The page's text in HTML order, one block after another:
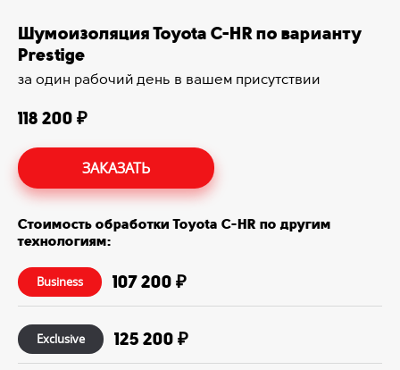
Шумоизоляция Toyota C-HR по варианту
Prestige
за один рабочий день в вашем присутствии
118 200 ₽
ЗАКАЗАТЬ
Стоимость обработки Toyota C-HR по другим
технологиям:
Business 107 200 ₽
Exclusive 125 200 ₽